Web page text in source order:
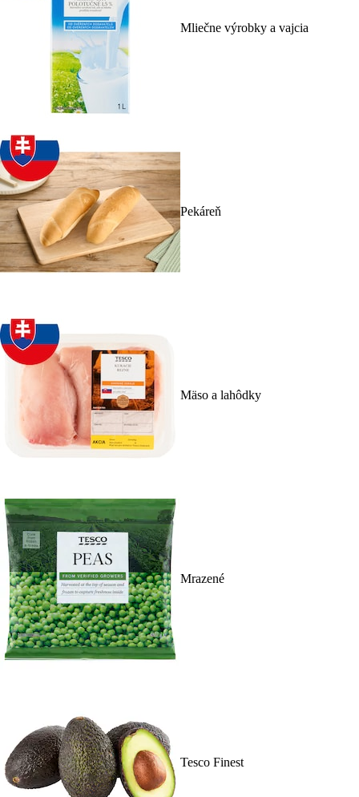
Mliečne výrobky a vajcia
Pekáreň
Mäso a lahôdky
Mrazené
Tesco Finest